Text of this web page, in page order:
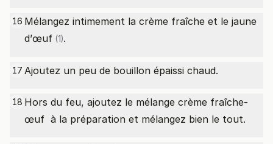
16 Mélangez intimement la crème fraîche et le jaune
d’œuf (1).
17 Ajoutez un peu de bouillon épaissi chaud.
18 Hors du feu, ajoutez le mélange crème fraîche-
œuf à la préparation et mélangez bien le tout.